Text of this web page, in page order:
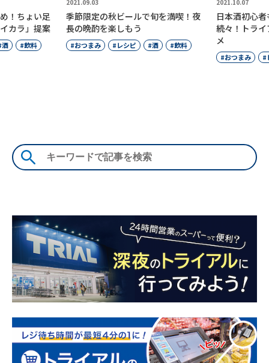
！ちょい足
カラ」提案
酒 飲料
2021.09.03
季節限定の秋ビールで旬を満喫！夜
長の晩酌を楽しもう
おつまみ レシピ 酒 飲料
2021.10.07
日本酒初心
続々！トラ
メ
おつまみ